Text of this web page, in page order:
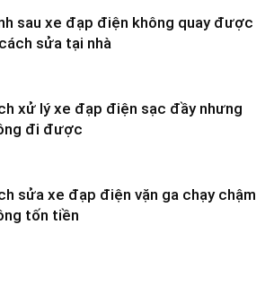
sau xe đạp điện không quay được
sửa tại nhà
xử lý xe đạp điện sạc đầy nhưng
đi được
sửa xe đạp điện vặn ga chạy chậm
tốn tiền